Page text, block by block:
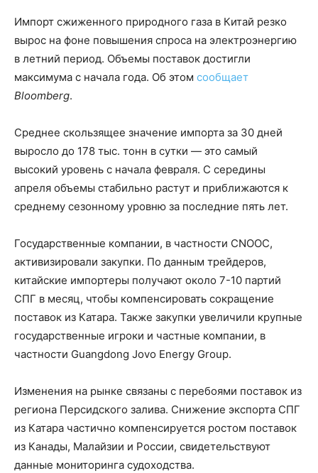
Импорт сжиженного природного газа в Китай резко
вырос на фоне повышения спроса на электроэнергию
в летний период. Объемы поставок достигли
максимума с начала года. Об этом сообщает
Bloomberg.
Среднее скользящее значение импорта за 30 дней
выросло до 178 тыс. тонн в сутки — это самый
высокий уровень с начала февраля. С середины
апреля объемы стабильно растут и приближаются к
среднему сезонному уровню за последние пять лет.
Государственные компании, в частности CNOOC,
активизировали закупки. По данным трейдеров,
китайские импортеры получают около 7-10 партий
СПГ в месяц, чтобы компенсировать сокращение
поставок из Катара. Также закупки увеличили крупные
государственные игроки и частные компании, в
частности Guangdong Jovo Energy Group.
Изменения на рынке связаны с перебоями поставок из
региона Персидского залива. Снижение экспорта СПГ
из Катара частично компенсируется ростом поставок
из Канады, Малайзии и России, свидетельствуют
данные мониторинга судоходства.